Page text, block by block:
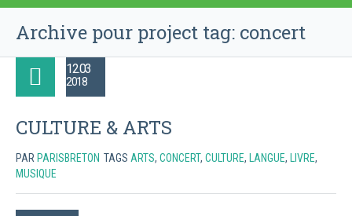
Archive pour project tag: concert
12.03
2018
CULTURE & ARTS
PAR PARISBRETON TAGS ARTS, CONCERT, CULTURE, LANGUE, LIVRE,
MUSIQUE